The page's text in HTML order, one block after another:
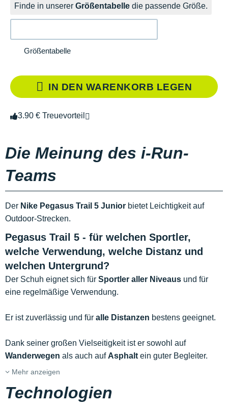
Finde in unserer Größentabelle die passende Größe.
Größentabelle
IN DEN WARENKORB LEGEN
3.90 € Treuevorteil
Die Meinung des i-Run-
Teams
Der Nike Pegasus Trail 5 Junior bietet Leichtigkeit auf
Outdoor-Strecken.
Pegasus Trail 5 - für welchen Sportler,
welche Verwendung, welche Distanz und
welchen Untergrund?
Der Schuh eignet sich für Sportler aller Niveaus und für
eine regelmäßige Verwendung.
Er ist zuverlässig und für alle Distanzen bestens geeignet.
Dank seiner großen Vielseitigkeit ist er sowohl auf
Wanderwegen als auch auf Asphalt ein guter Begleiter.
Mehr anzeigen
Technologien